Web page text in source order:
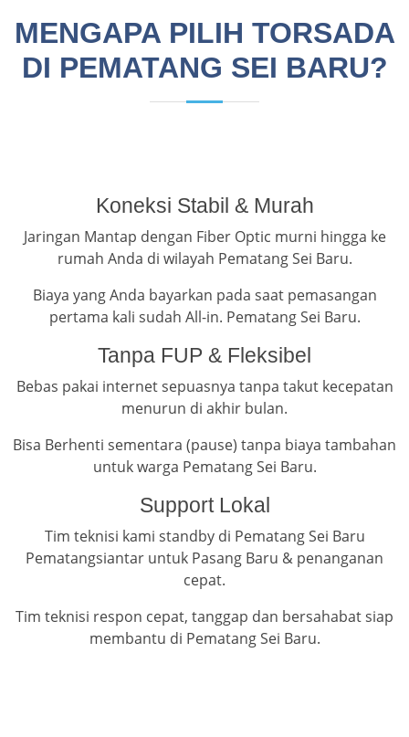
MENGAPA PILIH TORSADA
DI PEMATANG SEI BARU?
Koneksi Stabil & Murah
Jaringan Mantap dengan Fiber Optic murni hingga ke
rumah Anda di wilayah Pematang Sei Baru.
Biaya yang Anda bayarkan pada saat pemasangan
pertama kali sudah All-in. Pematang Sei Baru.
Tanpa FUP & Fleksibel
Bebas pakai internet sepuasnya tanpa takut kecepatan
menurun di akhir bulan.
Bisa Berhenti sementara (pause) tanpa biaya tambahan
untuk warga Pematang Sei Baru.
Support Lokal
Tim teknisi kami standby di Pematang Sei Baru
Pematangsiantar untuk Pasang Baru & penanganan
cepat.
Tim teknisi respon cepat, tanggap dan bersahabat siap
membantu di Pematang Sei Baru.